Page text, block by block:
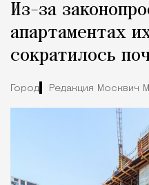
Из-за
апартаментах
сократилось
Город Редакция Москвич